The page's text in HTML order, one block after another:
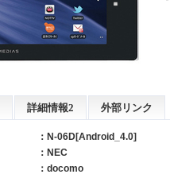
詳細情報2 外部リンク
：N-06D[Android_4.0]
： NEC
： docomo